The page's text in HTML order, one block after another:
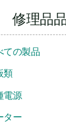
修理品
ての製品
類
電源
ター